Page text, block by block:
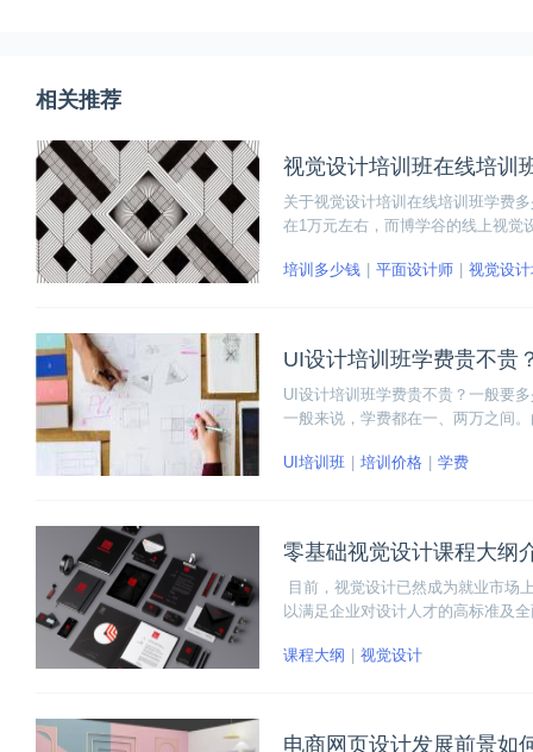
相关推荐
视觉设计培训班在线培训
关于视觉设计培训在线培训班学费
在1万元左右，而博学谷的线上视觉
的设计师。
培训多少钱 平面设计师 视觉设
UI设计培训班学费贵不贵
UI设计培训班学费贵不贵？一般要
一般来说，学费都在一、两万之间
UI培训班
培训价格 学费
零基础视觉设计课程大纲
目前，视觉设计已然成为就业市场
以满足企业对设计人才的高标准及
绍：
课程大纲 视觉设计
电商网页设计发展前景如